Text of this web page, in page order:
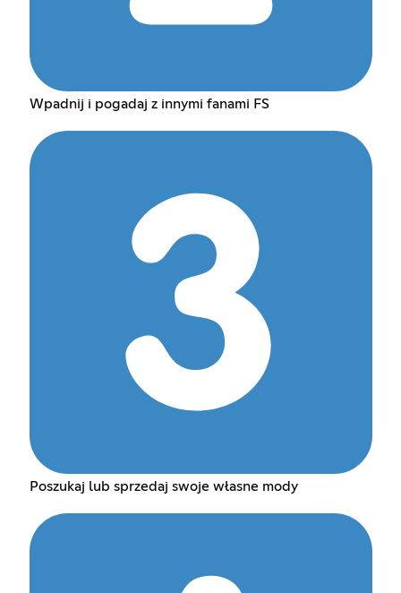
Wpadnij i pogadaj z innymi fanami FS
Poszukaj lub sprzedaj swoje własne mody